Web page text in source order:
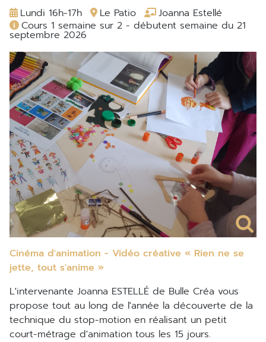
Lundi 16h-17h
Le Patio
Joanna Estellé
Cours 1 semaine sur 2 - débutent semaine du 21
septembre 2026
Cinéma d'animation - Vidéo créative « Rien ne se
jette, tout s'anime »
L'intervenante Joanna ESTELLÉ de Bulle Créa vous
propose tout au long de l'année la découverte de la
technique du stop-motion en réalisant un petit
court-métrage d'animation tous les 15 jours.